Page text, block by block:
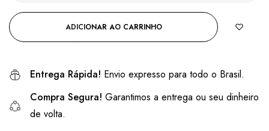
ADICIONAR AO CARRINHO
Entrega Rápida! Envio expresso para todo o Brasil.
Compra Segura! Garantimos a entrega ou seu dinheiro
de volta.